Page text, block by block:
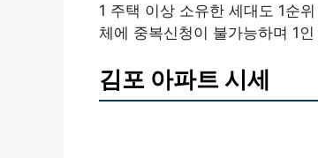
1 주택 이상 소유한 세대도 1순
체에 중복신청이 불가능하며 1
김포 아파트 시세